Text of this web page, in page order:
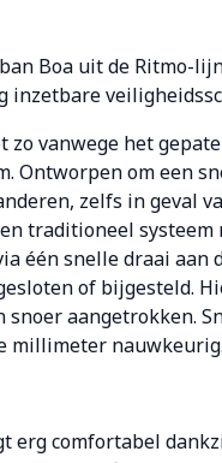
Boa uit de Ritmo-
inzetbare
zo vanwege het
Ontworpen om een
zelfs in geval
traditioneel systeem
één snelle draai aan
of bijgesteld.
aangetrokken.
millimeter nauwkeurig.
erg comfortabel